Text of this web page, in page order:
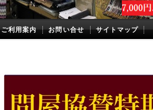
ご利用案内 お問い合せ サイトマップ